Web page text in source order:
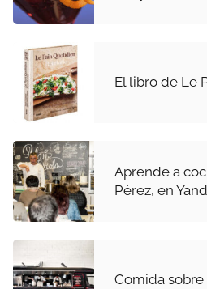
El libro de Le
Aprende a
Pérez, en
Comida sobre